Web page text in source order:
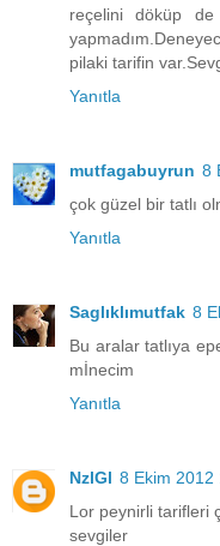
reçelini döküp
pilaki tarifin
Yanıtla
mutfagabuyrun 8
çok güzel bir tatlı
Yanıtla
Saglıklımutfak 8
Bu aralar tatlıya
mİnecim
Yanıtla
NzlGl 8 Ekim 2012
Lor peynirli tarifleri
sevgiler